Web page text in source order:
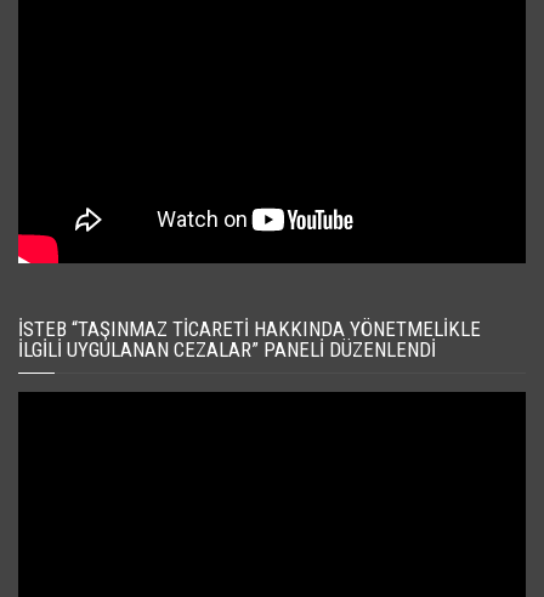
İSTEB “TAŞINMAZ TICARETI HAKKINDA YÖNETMELIKLE
İLGILI UYGULANAN CEZALAR” PANELI DÜZENLENDI